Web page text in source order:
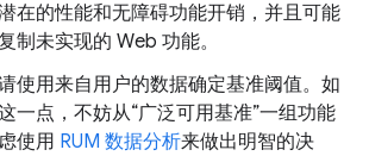
在的性能和无障碍功能开销，并且可能
制未实现的 Web 功能。
使用来自用户的数据确定基准阈值。如
一点，不妨从“广泛可用基准”一组功能
使用 RUM 数据分析来做出明智的决